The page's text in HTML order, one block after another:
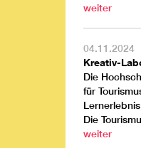
weiter
04.11.2024
Kreativ-
Die
für
Die
weiter